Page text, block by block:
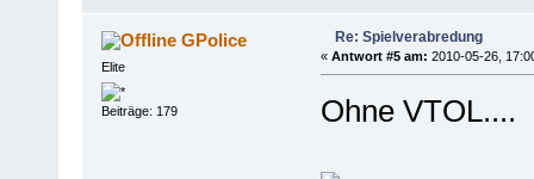
GPolice
Elite
Beiträge: 179
Re: Spielverabredung
« Antwort #5 am: 2010-05-26,
Ohne VTOL....